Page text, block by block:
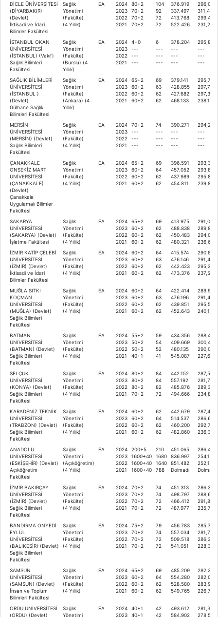
DİCLE ÜNİVERSİTESİ
(DİYARBAKIR)
(Devlet)
İktisadi ve İdari
Bilimler Fakültesi
Sağlık
Yönetimi
(Fakülte)
(4 Yıllık)
EA
2024
2023
2022
2021
80+2
70+2
70+2
70+2
104
92
72
72
376.919
337.497
413.768
522.426
İSTANBUL OKAN
ÜNİVERSİTESİ
(İSTANBUL) (Vakıf)
Sağlık Bilimleri
Fakültesi
Sağlık
Yönetimi
(Fakülte)
(Burslu) (4
Yıllık)
EA
2024
2023
2022
2021
4+0
---
---
---
6
---
---
---
378.204
---
---
---
---
---
---
SAĞLIK BİLİMLERİ
ÜNİVERSİTESİ
(İSTANBUL )
(Devlet)
Gülhane Sağlık
Bilimleri Fakültesi
Sağlık
Yönetimi
(Fakülte)
(Ankara) (4
Yıllık)
EA
2024
2023
2022
2021
65+2
60+2
60+2
60+2
69
63
62
62
379.141
428.855
427.682
468.133
MERSİN
ÜNİVERSİTESİ
(MERSİN) (Devlet)
Sağlık Bilimleri
Fakültesi
Sağlık
Yönetimi
(Fakülte)
(4 Yıllık)
EA
2024
2023
2022
2021
70+2
---
---
---
74
---
---
---
390.271
---
---
---
---
---
---
ÇANAKKALE
ONSEKİZ MART
ÜNİVERSİTESİ
(ÇANAKKALE)
(Devlet)
Çanakkale
Uygulamalı Bilimler
Fakültesi
Sağlık
Yönetimi
(Fakülte)
(4 Yıllık)
EA
2024
2023
2022
2021
65+2
60+2
60+2
60+2
69
64
62
62
396.591
457.052
437.989
454.811
SAKARYA
ÜNİVERSİTESİ
(SAKARYA) (Devlet)
İşletme Fakültesi
Sağlık
Yönetimi
(Fakülte)
(4 Yıllık)
EA
2024
2023
2022
2021
65+2
60+2
60+2
60+2
69
62
62
62
413.975
488.838
450.483
480.321
291,0713
İZMİR KATİP ÇELEBİ
ÜNİVERSİTESİ
(İZMİR) (Devlet)
İktisadi ve İdari
Bilimler Fakültesi
Sağlık
Yönetimi
(Fakülte)
(4 Yıllık)
EA
2024
2023
2022
2021
60+2
60+2
60+2
60+2
64
63
62
62
415.574
476.146
442.423
473.376
MUĞLA SITKI
KOÇMAN
ÜNİVERSİTESİ
(MUĞLA) (Devlet)
Sağlık Bilimleri
Fakültesi
Sağlık
Yönetimi
(Fakülte)
(4 Yıllık)
EA
2024
2023
2022
2021
60+2
60+2
60+2
60+2
64
63
62
62
422.414
476.196
439.851
452.643
BATMAN
ÜNİVERSİTESİ
(BATMAN) (Devlet)
Sağlık Bilimleri
Fakültesi
Sağlık
Yönetimi
(Fakülte)
(4 Yıllık)
EA
2024
2023
2022
2021
55+2
50+2
50+2
40+1
59
54
52
41
434.356
409.669
480.135
545.087
SELÇUK
ÜNİVERSİTESİ
(KONYA) (Devlet)
Sağlık Bilimleri
Fakültesi
Sağlık
Yönetimi
(Fakülte)
(4 Yıllık)
EA
2024
2023
2022
2021
80+2
80+2
80+2
70+2
84
84
82
72
442.152
557.192
485.876
494.666
KARADENİZ TEKNİK
ÜNİVERSİTESİ
(TRABZON) (Devlet)
Sağlık Bilimleri
Fakültesi
Sağlık
Yönetimi
(Fakülte)
(4 Yıllık)
EA
2024
2023
2022
2021
60+2
60+2
60+2
60+2
62
64
62
62
442.679
514.537
460.200
482.860
ANADOLU
ÜNİVERSİTESİ
(ESKİŞEHİR) (Devlet)
Açıköğretim
Fakültesi
Sağlık
Yönetimi
(Açıköğretim)
(4 Yıllık)
EA
2024
2023
2022
2021
200+5
1600+40
1600+40
1600+40
210
1680
1640
788
451.065
836.997
851.482
Dolmadı
Dolmadı
İZMİR BAKIRÇAY
ÜNİVERSİTESİ
(İZMİR) (Devlet)
Sağlık Bilimleri
Fakültesi
Sağlık
Yönetimi
(Fakülte)
(4 Yıllık)
EA
2024
2023
2022
2021
70+2
70+2
70+2
70+2
74
74
72
72
451.313
498.797
466.412
487.977
BANDIRMA ONYEDİ
EYLÜL
ÜNİVERSİTESİ
(BALIKESİR) (Devlet)
Sağlık Bilimleri
Fakültesi
Sağlık
Yönetimi
(Fakülte)
(4 Yıllık)
EA
2024
2023
2022
2021
75+2
70+2
70+2
70+2
79
74
72
72
456.783
557.034
509.518
541.051
SAMSUN
ÜNİVERSİTESİ
(SAMSUN) (Devlet)
İnsan ve Toplum
Bilimleri Fakültesi
Sağlık
Yönetimi
(Fakülte)
(4 Yıllık)
EA
2024
2023
2022
2021
65+2
60+2
60+2
60+2
69
64
62
62
485.209
554.280
528.580
549.765
ORDU ÜNİVERSİTESİ
(ORDU) (Devlet)
Sağlık
Yönetimi
EA
2024
2023
40+1
40+1
42
42
493.612
584.902